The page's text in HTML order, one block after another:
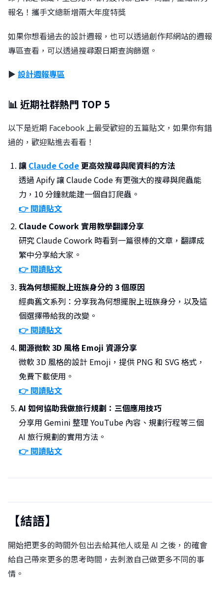
報名！攜手文總新增兩大年度特獎
如果你想看過去的設計週報，也可以透過創作邦網站的週報
專區查看，可以透過搜尋跟日期查詢篩選。
▶︎ 設計週報專區
📊 近期社群熱門 TOP 5
以下是近期 Facebook 上最受歡迎的五篇貼文，如果你有錯
過的，歡迎點進去看看！
讓 Claude Code更高效搜尋與爬資料的方法
透過 Apify 讓 Claude Code 有更強大的搜尋與爬蟲能
力，10 分鐘就能建一個自訂爬蟲。
👉 閱讀貼文
Claude Cowork 實用教學翻譯分享
研究 Claude Cowork 時看到一篇很棒的文章，翻譯成
繁中分享給大家。
👉 閱讀貼文
我為何想擺脫上班族身分的 3 個原因
經典舊文系列：分享我為何想擺脫上班族身分，以及這
個選擇帶給我的改變。
👉 閱讀貼文
開源微軟 3D 風格 Emoji 資源分享
微軟 3D 風格的設計 Emoji，提供 PNG 和 SVG 格式，
免費下載使用。
👉 閱讀貼文
AI 如何協助我做旅行規劃：三個應用技巧
分享用 Gemini 整理 YouTube 內容、規劃行程等三個
AI 旅行規劃的實用方法。
👉 閱讀貼文
【結語】
開始把更多的時間外包出去給其他人或是 AI 之後，的確會
給自己帶來更多的思考時間，去刺激自己做更多不同的事
情。